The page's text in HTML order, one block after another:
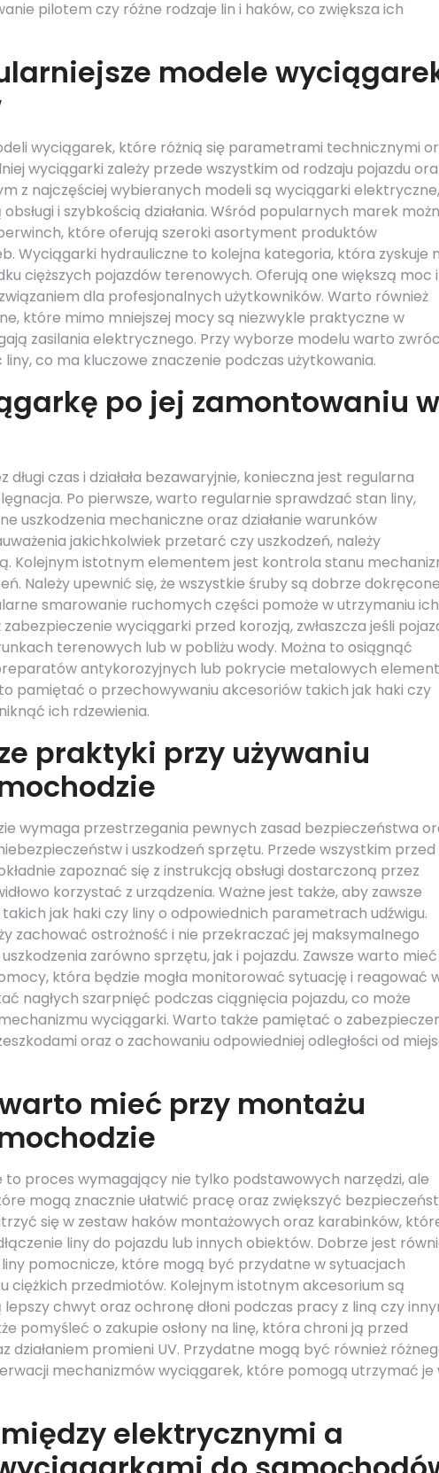
pilotem czy różne rodzaje lin i haków, co zwiększa ich
modele
wyciągarek, które różnią się parametrami technicznymi
wyciągarki zależy przede wszystkim od rodzaju pojazdu
z najczęściej wybieranych modeli są wyciągarki elektryczne,
i szybkością działania. Wśród popularnych marek
które oferują szeroki asortyment produktów
Wyciągarki hydrauliczne to kolejna kategoria, która zyskuje
cięższych pojazdów terenowych. Oferują one większą moc i
dla profesjonalnych użytkowników. Warto również
które mimo mniejszej mocy są niezwykle praktyczne w
zasilania elektrycznego. Przy wyborze modelu warto
liny, co ma kluczowe znaczenie podczas użytkowania.
po jej zamontowaniu w
długi czas i działała bezawaryjnie, konieczna jest regularna
Po pierwsze, warto regularnie sprawdzać stan liny,
uszkodzenia mechaniczne oraz działanie warunków
jakichkolwiek przetarć czy uszkodzeń, należy
Kolejnym istotnym elementem jest kontrola stanu
Należy upewnić się, że wszystkie śruby są dobrze
smarowanie ruchomych części pomoże w utrzymaniu
wyciągarki przed korozją, zwłaszcza jeśli
terenowych lub w pobliżu wody. Można to osiągnąć
antykorozyjnych lub pokrycie metalowych
pamiętać o przechowywaniu akcesoriów takich jak haki czy
ich rdzewienia.
praktyki przy używaniu
wymaga przestrzegania pewnych zasad bezpieczeństwa
i uszkodzeń sprzętu. Przede wszystkim przed
zapoznać się z instrukcją obsługi dostarczoną przez
korzystać z urządzenia. Ważne jest także, aby zawsze
jak haki czy liny o odpowiednich parametrach udźwigu.
zachować ostrożność i nie przekraczać jej maksymalnego
zarówno sprzętu, jak i pojazdu. Zawsze warto mieć
która będzie mogła monitorować sytuację i reagować
nagłych szarpnięć podczas ciągnięcia pojazdu, co może
wyciągarki. Warto także pamiętać o
oraz o zachowaniu odpowiedniej odległości od
mieć przy montażu
proces wymagający nie tylko podstawowych narzędzi, ale
mogą znacznie ułatwić pracę oraz zwiększyć
się w zestaw haków montażowych oraz karabinków,
liny do pojazdu lub innych obiektów. Dobrze jest
pomocnicze, które mogą być przydatne w sytuacjach
przedmiotów. Kolejnym istotnym akcesorium są
chwyt oraz ochronę dłoni podczas pracy z liną czy
pomyśleć o zakupie osłony na linę, która chroni ją przed
działaniem promieni UV. Przydatne mogą być również
mechanizmów wyciągarek, które pomogą utrzymać je
elektrycznymi a